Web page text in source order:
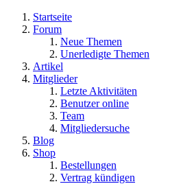
Startseite
Forum
Neue Themen
Unerledigte Themen
Artikel
Mitglieder
Letzte Aktivitäten
Benutzer online
Team
Mitgliedersuche
Blog
Shop
Bestellungen
Vertrag kündigen